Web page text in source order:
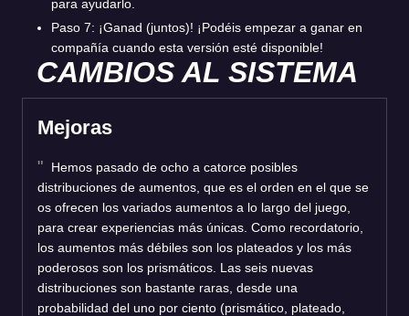
para ayudarlo.
Paso 7: ¡Ganad (juntos)! ¡Podéis empezar a ganar en
compañía cuando esta versión esté disponible!
CAMBIOS AL SISTEMA
Mejoras
Hemos pasado de ocho a catorce posibles
distribuciones de aumentos, que es el orden en el que se
os ofrecen los variados aumentos a lo largo del juego,
para crear experiencias más únicas. Como recordatorio,
los aumentos más débiles son los plateados y los más
poderosos son los prismáticos. Las seis nuevas
distribuciones son bastante raras, desde una
probabilidad del uno por ciento (prismático, plateado,